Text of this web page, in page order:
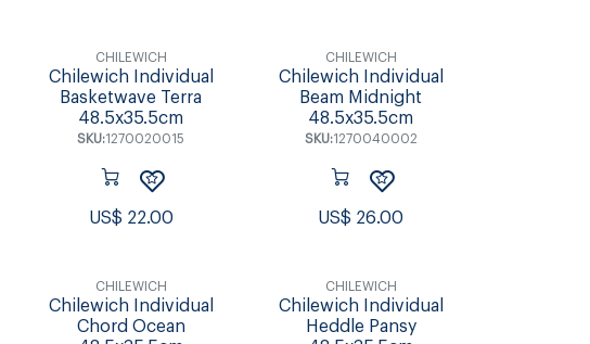
CHILEWICH
Chilewich Individual
Basketwave Terra
48.5x35.5cm
SKU:1270020015
US$ 22.00
CHILEWICH
Chilewich Individual
Beam Midnight
48.5x35.5cm
SKU:1270040002
US$ 26.00
CHILEWICH
Chilewich Individual
Chord Ocean
CHILEWICH
Chilewich Individual
Heddle Pansy